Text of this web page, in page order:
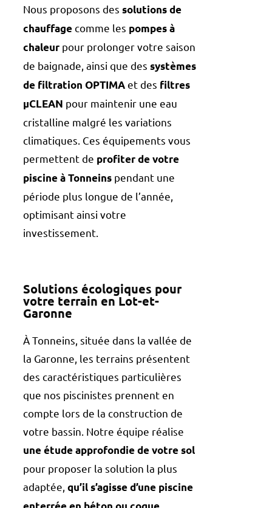
Nous proposons des solutions de
chauffagecomme les pompes à
chaleur pour prolonger votre saison
de baignade, ainsi que des systèmes
de filtration OPTIMAet des filtres
µCLEAN pour maintenir une eau
cristalline malgré les variations
climatiques. Ces équipements vous
permettent de profiter de votre
piscine à Tonneins pendant une
période plus longue de l’année,
optimisant ainsi votre
investissement.
Solutions écologiques pour
votre terrain en Lot-et-
Garonne
À Tonneins, située dans la vallée de
la Garonne, les terrains présentent
des caractéristiques particulières
que nos piscinistes prennent en
compte lors de la construction de
votre bassin. Notre équipe réalise
une étude approfondie de votre sol
pour proposer la solution la plus
adaptée, qu’il s’agisse d’une piscine